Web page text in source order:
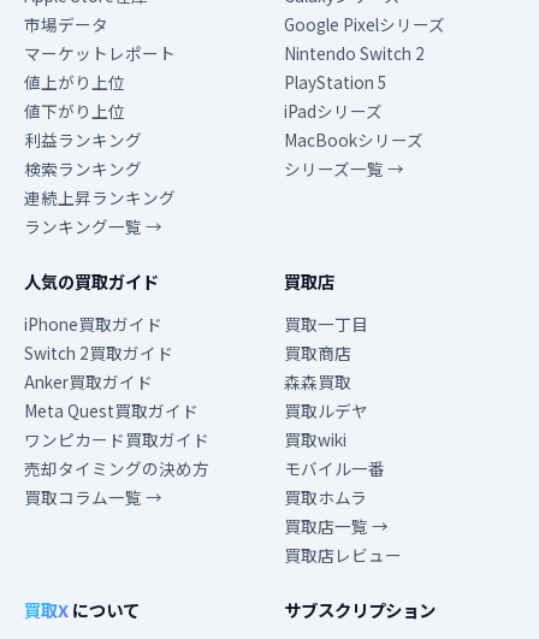
市場データ
マーケットレポート
値上がり上位
値下がり上位
利益ランキング
検索ランキング
連続上昇ランキング
ランキング一覧 →
Google Pixelシリーズ
Nintendo Switch 2
PlayStation 5
iPadシリーズ
MacBookシリーズ
シリーズ一覧 →
人気の買取ガイド
iPhone買取ガイド
Switch 2買取ガイド
Anker買取ガイド
Meta Quest買取ガイド
ワンピカード買取ガイド
売却タイミングの決め方
買取コラム一覧 →
買取店
買取一丁目
買取商店
森森買取
買取ルデヤ
買取wiki
モバイル一番
買取ホムラ
買取店一覧 →
買取店レビュー
買取Xについて サブスクリプション